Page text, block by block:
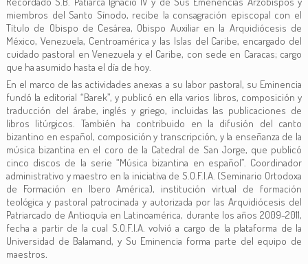
miembros del Santo Sínodo, recibe la consagración episcopal con el
Título de Obispo de Cesárea, Obispo Auxiliar en la Arquidiócesis de
México, Venezuela, Centroamérica y las Islas del Caribe, encargado del
cuidado pastoral en Venezuela y el Caribe, con sede en Caracas; cargo
que ha asumido hasta el día de hoy.
En el marco de las actividades anexas a su labor pastoral, su Eminencia
fundó la editorial “Barek”, y publicó en ella varios libros, composición y
traducción del árabe, inglés y griego, incluidas las publicaciones de
libros litúrgicos. También ha contribuido en la difusión del canto
bizantino en español, composición y transcripción, y la enseñanza de la
música bizantina en el coro de la Catedral de San Jorge, que publicó
cinco discos de la serie “Música bizantina en español”. Coordinador
administrativo y maestro en la iniciativa de S.O.F.I.A. (Seminario Ortodoxa
de Formación en Ibero América), institución virtual de formación
teológica y pastoral patrocinada y autorizada por las Arquidiócesis del
Patriarcado de Antioquía en Latinoamérica, durante los años 2009-2011,
fecha a partir de la cual S.O.F.I.A. volvió a cargo de la plataforma de la
Universidad de Balamand, y Su Eminencia forma parte del equipo de
maestros.